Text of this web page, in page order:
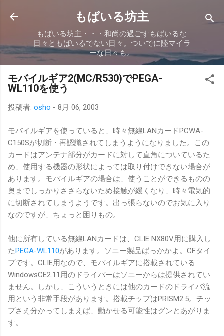
スキップしてメイン コンテンツに移動
もばいる坊主
もばいる坊主・・・和尚の過ごすもばいるな
日々ともばいるでない日々。ついでに陸マイラ
ーな日々も。
モバイルギア2(MC/R530)でPEGA-
WL110を使う
投稿者: osho - 8月 06, 2003
モバイルギアを使っていると、時々無線LANカードPCWA-
C150Sが切断・再認識されてしまうようになりました。この
カードはアンテナ部分がカードに対して直角についているた
め、使用する機器の形状によっては取り付けできない場合が
あります。モバイルギアの場合は、使うことができるものの
奥までしっかりささらないため接触が緩くなり、時々電気的
に切断されてしまうようです。出っ張らないのでお気に入り
なのですが、ちょっと困りもの。
他に所有している無線LANカードは、CLIE NX80V用に購入し
たPEGA-WL110があります。ソニー製品ばっかかよ。CFタイ
プです。CLIE用なので、モバイルギアに搭載されている
WindowsCE2.11用のドライバーはソニーからは提供されてい
ません。しかし、こういうときには他のカードのドライバ流
用という非常手段があります。搭載チップはPRISM2.5。チッ
プさえ分かってしまえば、動かせる可能性はグンとあがりま
す。